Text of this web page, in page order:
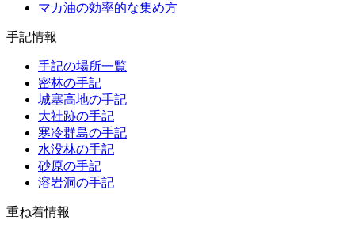
マカ油の効率的な集め方
手記情報
手記の場所一覧
密林の手記
城塞高地の手記
大社跡の手記
寒冷群島の手記
水没林の手記
砂原の手記
溶岩洞の手記
重ね着情報